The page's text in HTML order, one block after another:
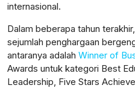
internasional.
Dalam beberapa tahun
sejumlah penghargaan
antaranya adalah Winner of
Awards untuk kategori Best
Leadership, Five Stars